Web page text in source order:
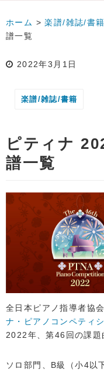
ホーム >楽譜/雑誌/書籍
譜一覧
2022年3月1日
楽譜/雑誌/書籍
ピティナ
譜一覧
全日本ピアノ指導者協
ナ・ピアノコンペティ
2022年、第46回の課題
ソロ部門、B級（小4以